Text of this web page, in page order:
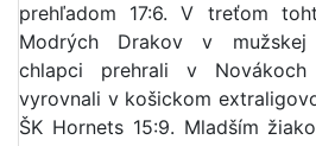
prehľadom 17:6. V treťom
Modrých Drakov v mužskej
chlapci prehrali v
vyrovnali v košickom
ŠK Hornets 15:9. Mladším